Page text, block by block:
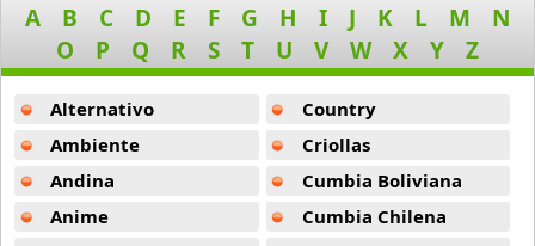
Black Dub
11 músicas online
Blackbird Blackbird
Bob
Easy -
Troye Sivan
BITE -Troye Sivan
Cant Go Back Baby -
Troye Sivan
Honey -Troye Sivan
A
B C D E F G H I J K L M
N
O
P Q R S T U V W X Y Z
Alternativo
Ambiente
Andina
Anime
Country
Criollas
Cumbia Boliviana
Cumbia Chilena